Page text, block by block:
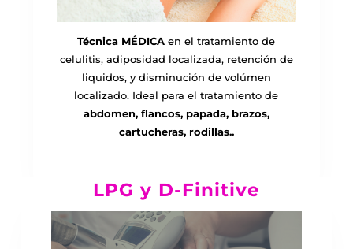
Técnica MÉDICA en el tratamiento de
celulitis, adiposidad localizada, retención de
liquidos, y disminución de volúmen
localizado. Ideal para el tratamiento de
abdomen, flancos, papada, brazos,
cartucheras, rodillas..
Quiero saber más
LPG y D-Finitive